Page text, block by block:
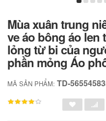
Mùa xuân trung
ve áo bông áo len
lỏng từ bi của
phần mỏng Áo
MÃ SẢN PHẨM: TD-